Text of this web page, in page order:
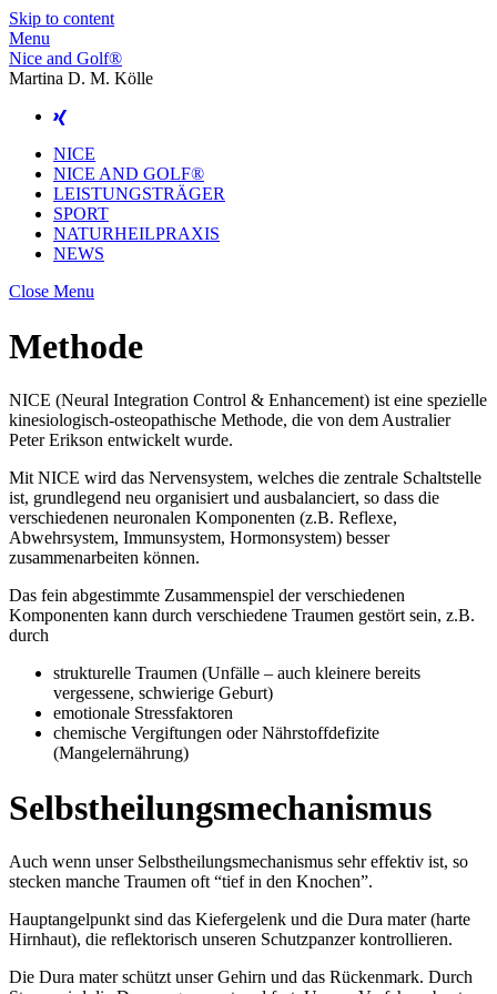
Skip to content
Menu
Nice and Golf®
Martina D. M. Kölle
NICE
NICE AND GOLF®
LEISTUNGSTRÄGER
SPORT
NATURHEILPRAXIS
NEWS
Close Menu
Methode
NICE (Neural Integration Control & Enhancement) ist eine spezielle
kinesiologisch-osteopathische Methode, die von dem Australier
Peter Erikson entwickelt wurde.
Mit NICE wird das Nervensystem, welches die zentrale Schaltstelle
ist, grundlegend neu organisiert und ausbalanciert, so dass die
verschiedenen neuronalen Komponenten (z.B. Reflexe,
Abwehrsystem, Immunsystem, Hormonsystem) besser
zusammenarbeiten können.
Das fein abgestimmte Zusammenspiel der verschiedenen
Komponenten kann durch verschiedene Traumen gestört sein, z.B.
durch
strukturelle Traumen (Unfälle – auch kleinere bereits
vergessene, schwierige Geburt)
emotionale Stressfaktoren
chemische Vergiftungen oder Nährstoffdefizite
(Mangelernährung)
Selbstheilungsmechanismus
Auch wenn unser Selbstheilungsmechanismus sehr effektiv ist, so
stecken manche Traumen oft “tief in den Knochen”.
Hauptangelpunkt sind das Kiefergelenk und die Dura mater (harte
Hirnhaut), die reflektorisch unseren Schutzpanzer kontrollieren.
Die Dura mater schützt unser Gehirn und das Rückenmark. Durch